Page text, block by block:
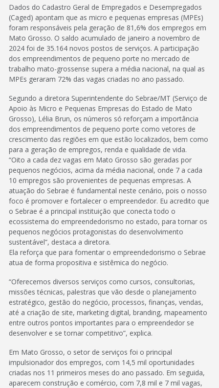
Dados do Cadastro Geral de Empregados e Desempregados
(Caged) apontam que as micro e pequenas empresas (MPEs)
foram responsáveis pela geração de 81,6% dos empregos em
Mato Grosso. O saldo acumulado de janeiro a novembro de
2024 foi de 35.164 novos postos de serviços. A participação
dos empreendimentos de pequeno porte no mercado de
trabalho mato-grossense supera a média nacional, na qual as
MPEs geraram 72% das vagas criadas no ano passado.
Segundo a diretora Superintendente do Sebrae/MT (Serviço de
Apoio às Micro e Pequenas Empresas do Estado de Mato
Grosso), Lélia Brun, os números só reforçam a importância
dos empreendimentos de pequeno porte como vetores de
crescimento das regiões em que estão localizados, bem como
para a geração de empregos, renda e qualidade de vida.
“Oito a cada dez vagas em Mato Grosso são geradas por
pequenos negócios, acima da média nacional, onde 7 a cada
10 empregos são provenientes de pequenas empresas. A
atuação do Sebrae é fundamental neste cenário, pois o nosso
foco é promover e fortalecer o empreendedor. Eu acredito que
o Sebrae é a principal instituição que conecta todo o
ecossistema do empreendedorismo no estado, para tornar os
pequenos negócios protagonistas do desenvolvimento
sustentável”, destaca a diretora.
Ela reforça que para fomentar o empreendedorismo o Sebrae
atua de forma propositiva e sistêmica do negócio.
“Oferecemos diversos serviços como cursos, consultorias,
missões técnicas, palestras que vão desde o planejamento
estratégico, gestão do negócio, processos, finanças, vendas,
até a criação de site, marketing digital, branding, mapeamento
entre outros pontos importantes para o empreendedor se
desenvolver e se tornar competitivo”, explica.
Em Mato Grosso, o setor de serviços foi o principal
impulsionador dos empregos, com 14,5 mil oportunidades
criadas nos 11 primeiros meses do ano passado. Em seguida,
aparecem construção e comércio, com 7,8 mil e 7 mil vagas,